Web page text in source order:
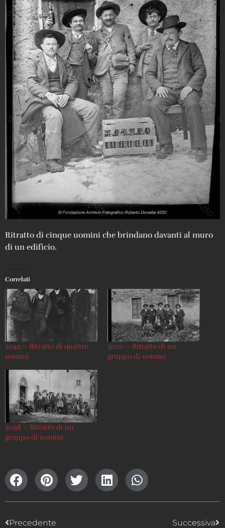
Ritratto di cinque uomini che brindano davanti al muro
di un edificio.
Correlati
2042 – Ritratto di quattro
uomini
5070 – Ritratto di un
gruppo di uomini
5098 – Ritratto di un
gruppo di uomini
Precedente Successiva